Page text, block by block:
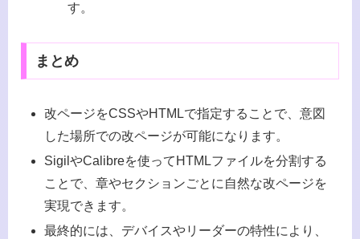
す。
まとめ
改ページをCSSやHTMLで指定することで、意図
した場所での改ページが可能になります。
SigilやCalibreを使ってHTMLファイルを分割する
ことで、章やセクションごとに自然な改ページを
実現できます。
最終的には、デバイスやリーダーの特性により、